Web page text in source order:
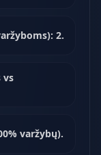
2.
vs
varžybų).